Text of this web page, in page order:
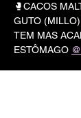
🥊CACOS
GUTO (MILLO)
TEM MAS
ESTÔMAGO